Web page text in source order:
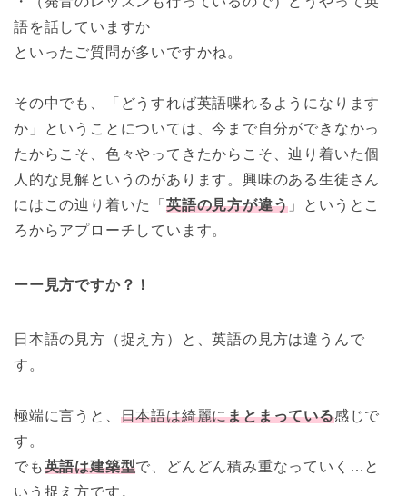
語を話していますか
といったご質問が多いですかね。
その中でも、「どうすれば英語喋れるようになります
か」ということについては、今まで自分ができなかっ
たからこそ、色々やってきたからこそ、辿り着いた個
人的な見解というのがあります。興味のある生徒さん
にはこの辿り着いた「 英語の見方が違う 」というとこ
ろからアプローチしています。
ーー見方ですか？！
日本語の見方（捉え方）と、英語の見方は違うんで
す。
極端に言うと、 日本語は綺麗にまとまっている感じで
す。
でも英語は建築型で、どんどん積み重なっていく…と
いう捉え方です。